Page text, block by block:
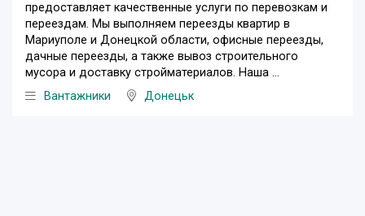
предоставляет качественные услуги по перевозкам и
переездам. Мы выполняем переезды квартир в
Мариуполе и Донецкой области, офисные переезды,
дачные переезды, а также вывоз строительного
мусора и доставку стройматериалов. Наша ...
Вантажники
Донецьк